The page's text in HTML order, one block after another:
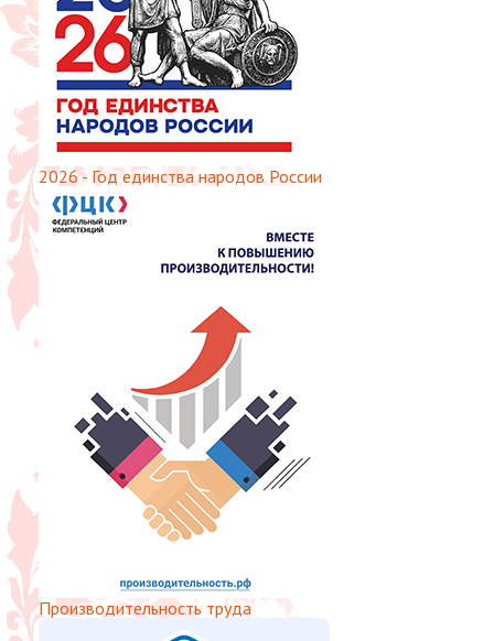
2026 - Год единства народов России
Производительность труда